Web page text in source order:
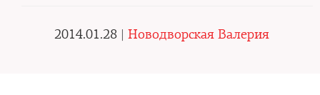
2014.01.28 | Новодворская Валерия